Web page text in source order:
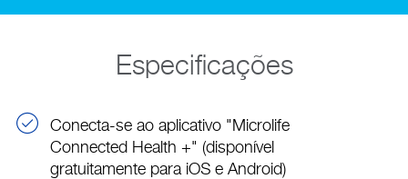
Especificações
Conecta-se ao aplicativo "Microlife
Connected Health +" (disponível
gratuitamente para iOS e Android)